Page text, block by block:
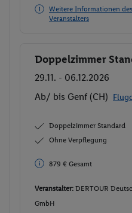
Weitere Informationen des
Veranstalters
Buchen
Doppelzimmer
29.11. - 06.12.2026
Ab/ bis Genf (CH)
Doppelzimmer Standard
Ohne Verpflegung
879 € Gesamt
Veranstalter: DERTOUR
GmbH